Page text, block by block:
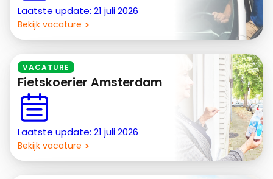
Laatste update: 21 juli 2026
Bekijk vacature
VACATURE
Fietskoerier Amsterdam
Laatste update: 21 juli 2026
Bekijk vacature